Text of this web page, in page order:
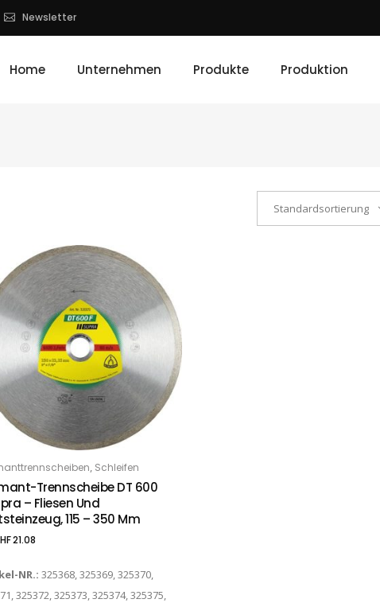
Newsletter
Home Unternehmen Produkte Produktion
Standardsortierung
OPTIONS Schleifen
Trennscheibe DT 600
– Fliesen Und
115 – 350 Mm
21.08
NR.: 325368, 325369, 325370,
325372, 325373, 325374, 325375,